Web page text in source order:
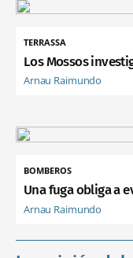
TERRASSA
Los Mossos
Arnau Raimundo
BOMBEROS
Una fuga obliga a
Arnau Raimundo